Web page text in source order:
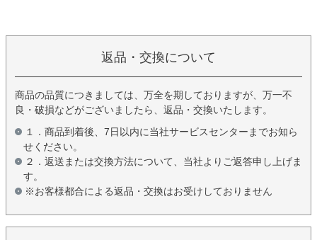
返品・交換について
商品の品質につきましては、万全を期しておりますが、万一不
良・破損などがございましたら、返品・交換いたします。
１．商品到着後、7日以内に当社サービスセンターまでお知ら
せください。
２．返送または交換方法について、当社よりご返答申し上げま
す。
※お客様都合による返品・交換はお受けしておりません